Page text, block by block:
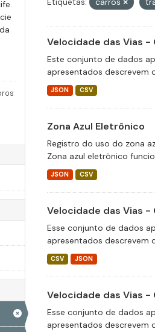
Velocidade das Vias
Este conjunto de dados
apresentados descrevem
JSON CSV
Zona Azul Eletrônico
Registro do uso do zona
Zona azul eletrônico
JSON CSV
Velocidade das Vias
Esse conjunto de dados
apresentados descrevem
CSV JSON
Velocidade das Vias
Esse conjunto de dados
apresentados descrevem